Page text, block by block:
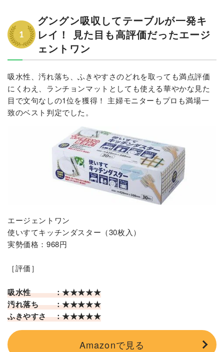
グングン吸収してテーブルが一発キ
レイ！ 見た目も高評価だったエージ
ェントワン
吸水性、汚れ落ち、ふきやすさのどれを取っても満点評価
にくわえ、ランチョンマットとしても使える華やかな見た
目で文句なしの1位を獲得！ 主婦モニターもプロも満場一
致のベスト判定でした。
エージェントワン
使いすてキッチンダスター（30枚入）
実勢価格：968円
［評価］
吸水性 ：★★★★★
汚れ落ち ：★★★★★
ふきやすさ ：★★★★★
Amazonで見る